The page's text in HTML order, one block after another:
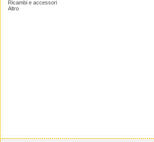
Ricambi e accessori
Altro